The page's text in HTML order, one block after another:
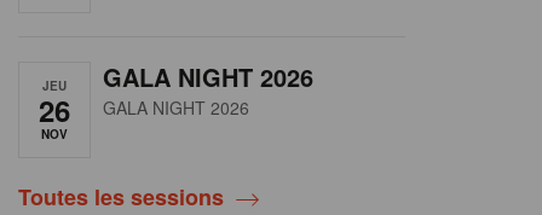
JEU
26
NOV
GALA NIGHT 2026
GALA NIGHT 2026
Toutes les sessions